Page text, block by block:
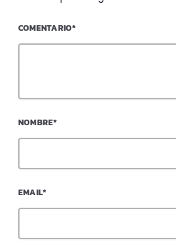
COMENTARIO*
NOMBRE*
EMAIL*